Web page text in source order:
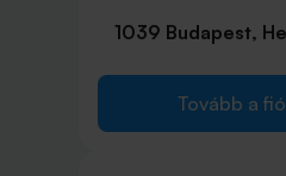
1039 Budapest,
Tovább a